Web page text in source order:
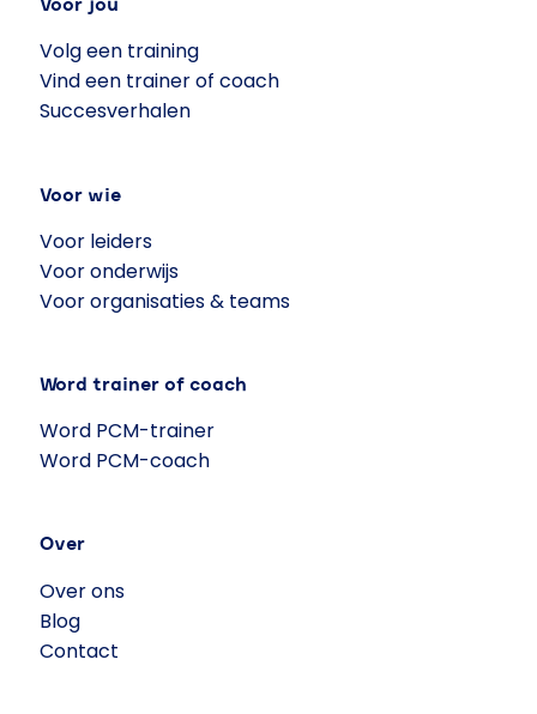
Voor jou
Volg een training
Vind een trainer of coach
Succesverhalen
Voor wie
Voor leiders
Voor onderwijs
Voor organisaties & teams
Word trainer of coach
Word PCM-trainer
Word PCM-coach
Over
Over ons
Blog
Contact